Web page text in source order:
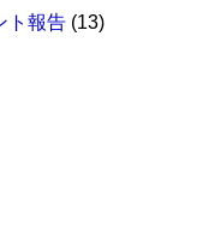
ト報告 (13)